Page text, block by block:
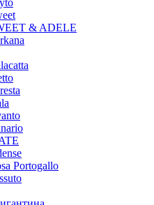
& ADELE
Portogallo